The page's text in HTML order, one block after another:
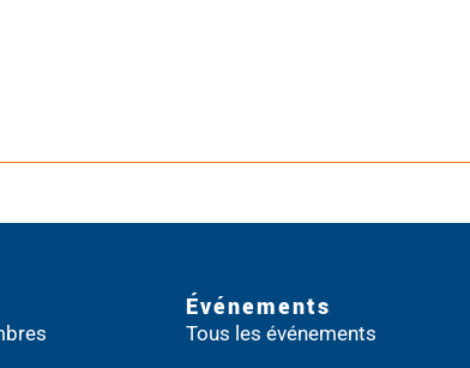
Événements
Tous les événements